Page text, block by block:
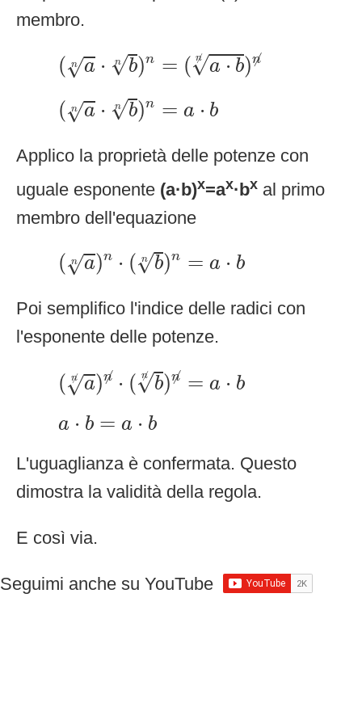
membro.
( n
√a ⋅ n
√b)n = ( /
n
√a ⋅ b)/
n
an n)n= ⋅b⧸n)⧸n
( n
√a ⋅ n
√b)n = a ⋅ b
(a ⋅bn)n
Applico la proprietà delle potenze con
uguale esponente (a·b)x=ax·bx al primo
membro dell'equazione
( n
√a)n ⋅ ( n
√b)n = a ⋅ b
(an) ⋅(bn)n
Poi semplifico l'indice delle radici con
l'esponente delle potenze.
( /
n
√a)/
n ⋅ ( /
n
√b)/
n = a ⋅ b
(a⧸n)⧸ ⋅(b⧸n)⧸ b
a ⋅ b = a ⋅ b
⋅b a⋅
L'uguaglianza è confermata. Questo
dimostra la validità della regola.
E così via.
Seguimi anche su YouTube